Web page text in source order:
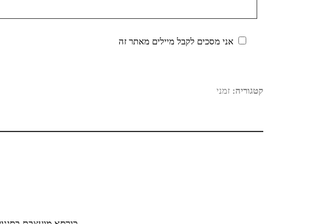
אני מסכים לקבל מיילים מאתר זה
קטגוריה: זמני